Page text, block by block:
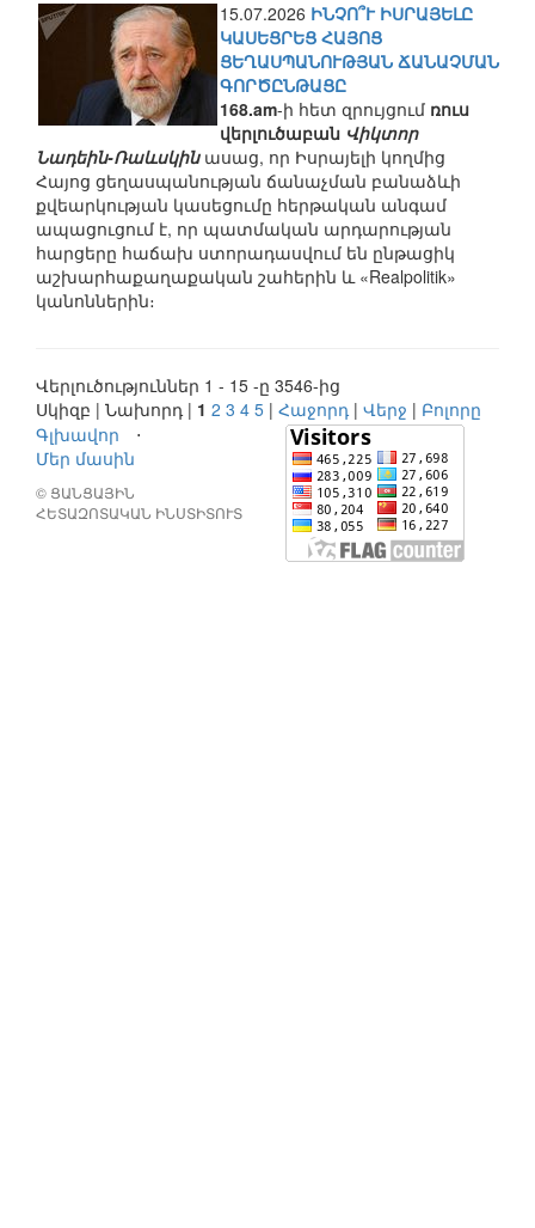
15.07.2026 ԻՆՉՈ՞Ւ ԻՍՐԱՅԵԼԸ
ԿԱՍԵՑՐԵՑ ՀԱՅՈՑ
ՑԵՂԱՍՊԱՆՈՒԹՅԱՆ ՃԱՆԱՉՄԱՆ
ԳՈՐԾԸՆԹԱՑԸ
168.am-ի հետ զրույցում ռուս
վերլուծաբան Վիկտոր
Նադեին-Ռաևսկինասաց, որ Իսրայելի կողմից
Հայոց ցեղասպանության ճանաչման բանաձևի
քվեարկության կասեցումը հերթական անգամ
ապացուցում է, որ պատմական արդարության
հարցերը հաճախ ստորադասվում են ընթացիկ
աշխարհաքաղաքական շահերին և «Realpolitik»
կանոններին։
Վերլուծություններ 1 - 15 -ը 3546-ից
Սկիզբ | Նախորդ | 1 2 3 4 5 | Հաջորդ| Վերջ | Բոլորը
Գլխավոր
⋅
Մեր մասին
© ՑԱՆՑԱՅԻՆ
ՀԵՏԱԶՈՏԱԿԱՆ ԻՆՍՏԻՏՈՒՏ